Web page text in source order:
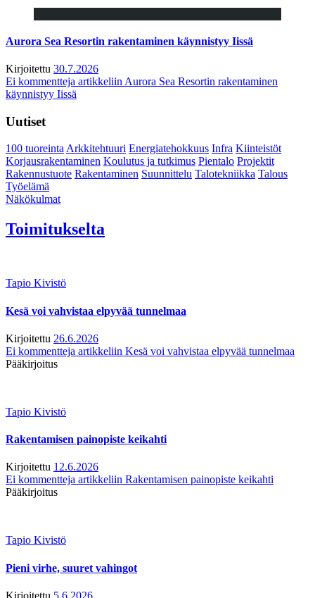
Aurora Sea Resortin rakentaminen käynnistyy Iissä
Kirjoitettu 30.7.2026
Ei kommentteja artikkeliin Aurora Sea Resortin rakentaminen
käynnistyy Iissä
Uutiset
100 tuoreintaArkkitehtuuri Energiatehokkuus Infra Kiinteistöt
Korjausrakentaminen Koulutus ja tutkimus Pientalo Projektit
Rakennustuote Rakentaminen Suunnittelu Talotekniikka Talous
Työelämä
Näkökulmat
Toimitukselta
Tapio Kivistö
Kesä voi vahvistaa elpyvää tunnelmaa
Kirjoitettu 26.6.2026
Ei kommentteja artikkeliin Kesä voi vahvistaa elpyvää tunnelmaa
Pääkirjoitus
Tapio Kivistö
Rakentamisen painopiste keikahti
Kirjoitettu 12.6.2026
Ei kommentteja artikkeliin Rakentamisen painopiste keikahti
Pääkirjoitus
Tapio Kivistö
Pieni virhe, suuret vahingot
Kirjoitettu 5.6.2026